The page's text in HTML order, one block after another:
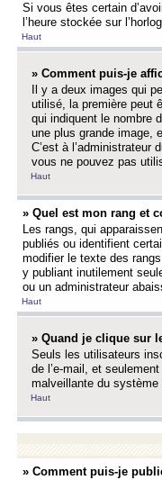
Si vous êtes certain
l’heure stockée sur
Haut
» Comment puis-je
Il y a deux images qui
utilisé, la première peut
qui indiquent le nombre
une plus grande image,
C’est à
vous ne pouvez pas
Haut
» Quel est mon rang et
Les rangs, qui
publiés ou identifient
modifier le texte des
y publiant inutilement
ou un administrateur
Haut
» Quand je clique sur
Seuls les utilisateurs
de l’e-mail, et
malveillante du
Haut
» Comment puis-je